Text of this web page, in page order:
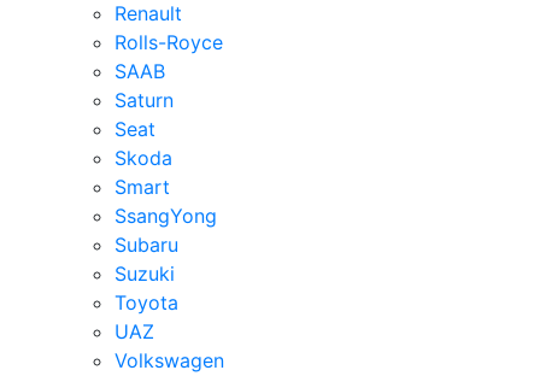
Renault
Rolls-Royce
SAAB
Saturn
Seat
Skoda
Smart
SsangYong
Subaru
Suzuki
Toyota
UAZ
Volkswagen